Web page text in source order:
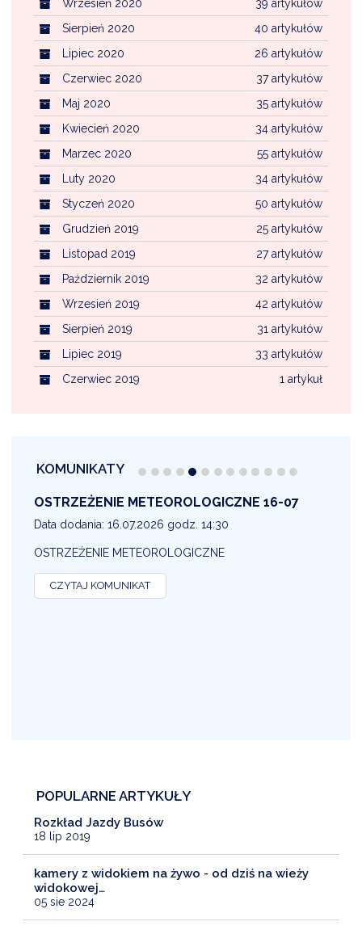
39 artykułów
Wrzesień 2020
40 artykułów
Sierpień 2020
26 artykułów
Lipiec 2020
37 artykułów
Czerwiec 2020
35 artykułów
Maj 2020
34 artykułów
Kwiecień 2020
55 artykułów
Marzec 2020
34 artykułów
Luty 2020
50 artykułów
Styczeń 2020
25 artykułów
Grudzień 2019
27 artykułów
Listopad 2019
32 artykułów
Październik 2019
42 artykułów
Wrzesień 2019
31 artykułów
Sierpień 2019
33 artykułów
Lipiec 2019
1 artykuł
Czerwiec 2019
KOMUNIKATY
OSTRZEŻENIE METEOROLOGICZNE 16-07
Data dodania: 16.07.2026 godz. 14:30
OSTRZEŻENIE METEOROLOGICZNE
CZYTAJ KOMUNIKAT
POPULARNE ARTYKUŁY
Rozkład Jazdy Busów
18 lip 2019
kamery z widokiem na żywo - od dziś na wieży
widokowej…
05 sie 2024